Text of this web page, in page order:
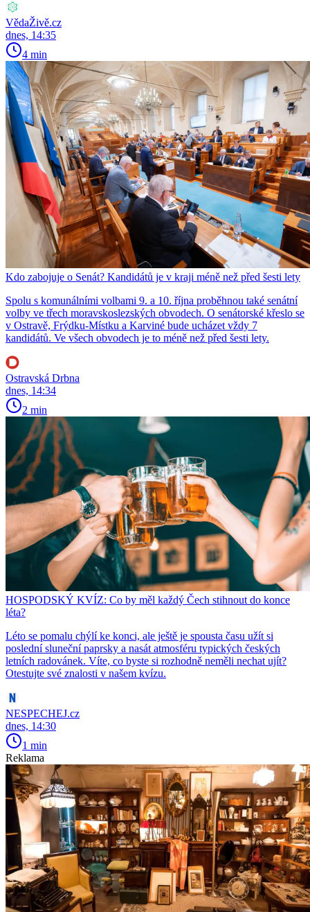
VědaŽivě.cz
dnes, 14:35
4 min
Kdo zabojuje o Senát? Kandidátů je v kraji méně než před šesti lety
Spolu s komunálními volbami 9. a 10. října proběhnou také senátní
volby ve třech moravskoslezských obvodech. O senátorské křeslo se
v Ostravě, Frýdku-Místku a Karviné bude ucházet vždy 7
kandidátů. Ve všech obvodech je to méně než před šesti lety.
Ostravská Drbna
dnes, 14:34
2 min
HOSPODSKÝ KVÍZ: Co by měl každý Čech stihnout do konce
léta?
Léto se pomalu chýlí ke konci, ale ještě je spousta času užít si
poslední sluneční paprsky a nasát atmosféru typických českých
letních radovánek. Víte, co byste si rozhodně neměli nechat ujít?
Otestujte své znalosti v našem kvízu.
NESPECHEJ.cz
dnes, 14:30
1 min
Reklama